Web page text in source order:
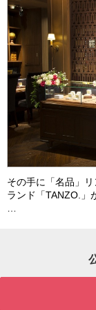
その手に「名品」
ランド「TANZO.」